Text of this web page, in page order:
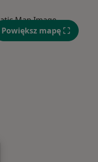
Powiększ mapę